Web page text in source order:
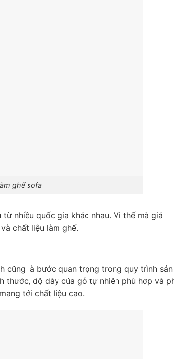
ghế sofa
nhiều quốc gia khác nhau. Vì thế mà giá
chất liệu làm ghế.
cũng là bước quan trọng trong quy trình sản
thước, độ dày của gỗ tự nhiên phù hợp và
tới chất liệu cao.